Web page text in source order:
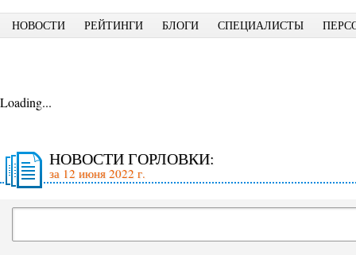
НОВОСТИ РЕЙТИНГИ БЛОГИ СПЕЦИАЛИСТЫ
Loading...
НОВОСТИ ГОРЛОВКИ:
за 12 июня 2022 г.